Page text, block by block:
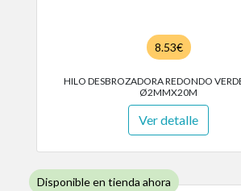
8.53€
HILO DESBROZADORA REDONDO
Ø2MMX20M
Ver detalle
Disponible en tienda ahora